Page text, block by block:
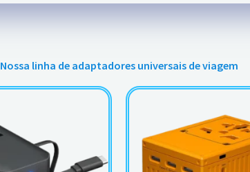
Nossa linha de adaptadores universais de viagem